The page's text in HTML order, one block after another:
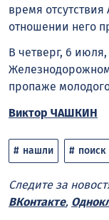
время
отношении него
В четверг, 6 июля,
пропаже
Виктор ЧАШКИН
нашли поиск
Следите за
ВКонтакте,